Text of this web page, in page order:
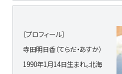
［プロフィール］
寺田明日香（てらだ・あすか）
1990年1月14日生まれ。北海